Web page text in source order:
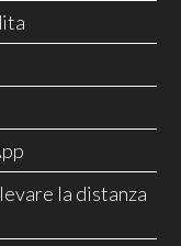
la distanza